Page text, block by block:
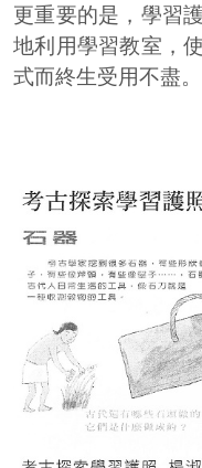
更重要的是，學習
地利用學習教室，
式而終生受用不盡。